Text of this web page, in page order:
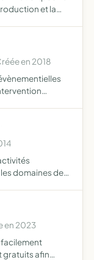
et la
en 2018
domaines de
en 2023
facilement
gratuits afin